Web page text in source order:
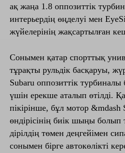
ақ жаңа 1.8 оппозиттік
интерьердің өңделуі мен
жүйелерінің жақсартылған
Сонымен қатар спорттық
тұрақты рульдік басқаруы,
Subaru оппозиттік
үшін ерекше аталып өтілді.
пікірінше, бұл мотор &mdash
өндірісінің биік шыңы
дірілдің төмен деңгейімен
сонымен бірге автокөлікті